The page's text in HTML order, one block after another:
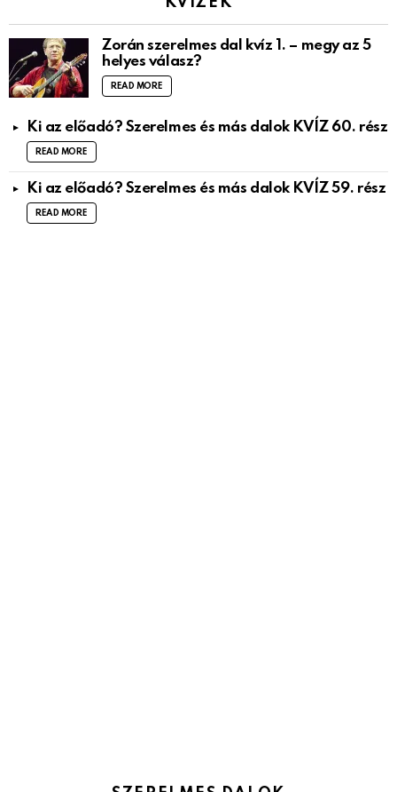
Zorán szerelmes dal kvíz 1. – megy az 5
helyes válasz?
READ MORE
Ki az előadó? Szerelmes és más dalok KVÍZ 60. rész
READ MORE
Ki az előadó? Szerelmes és más dalok KVÍZ 59. rész
READ MORE